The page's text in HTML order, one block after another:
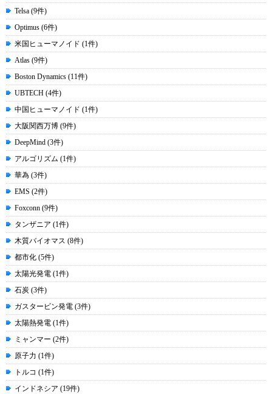
Telsa (9件)
Optimus (6件)
米国ヒューマノイド (1件)
Atlas (9件)
Boston Dynamics (11件)
UBTECH (4件)
中国ヒューマノイド (1件)
大阪関西万博 (9件)
DeepMind (3件)
アルゴリズム (1件)
華為 (3件)
EMS (2件)
Foxconn (9件)
タンザニア (1件)
木質バイオマス (8件)
都市化 (5件)
太陽光発電 (1件)
石炭 (3件)
ガスタービン発電 (3件)
太陽熱発電 (1件)
ミャンマー (2件)
原子力 (1件)
トルコ (1件)
インドネシア (19件)